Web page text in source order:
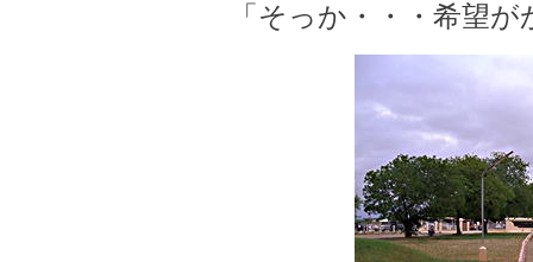
「そっか・・・希望